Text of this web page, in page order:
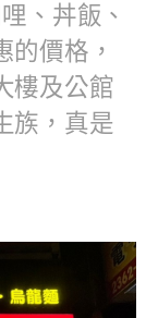
、丼飯、
的價格，
樓及公館
族，真是